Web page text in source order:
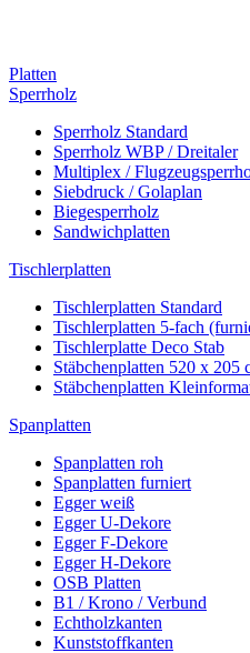
Platten
Sperrholz
Sperrholz Standard
Sperrholz WBP / Dreitaler
Multiplex /
Siebdruck / Golaplan
Biegesperrholz
Sandwichplatten
Tischlerplatten
Tischlerplatten Standard
Tischlerplatten 5-fach
Tischlerplatte Deco Stab
Stäbchenplatten 520 x 205
Stäbchenplatten
Spanplatten
Spanplatten roh
Spanplatten furniert
Egger weiß
Egger U-Dekore
Egger F-Dekore
Egger H-Dekore
OSB Platten
B1 / Krono / Verbund
Echtholzkanten
Kunststoffkanten